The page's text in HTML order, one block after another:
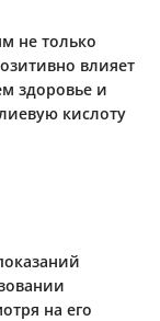
не только
влияет
здоровье и
кислоту
на его